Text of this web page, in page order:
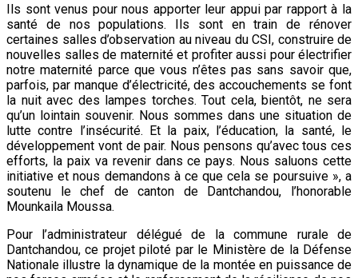
Ils sont venus pour nous apporter leur appui par rapport à la
santé de nos populations. Ils sont en train de rénover
certaines salles d’observation au niveau du CSI, construire de
nouvelles salles de maternité et profiter aussi pour électrifier
notre maternité parce que vous n’êtes pas sans savoir que,
parfois, par manque d’électricité, des accouchements se font
la nuit avec des lampes torches. Tout cela, bientôt, ne sera
qu’un lointain souvenir. Nous sommes dans une situation de
lutte contre l’insécurité. Et la paix, l’éducation, la santé, le
développement vont de pair. Nous pensons qu’avec tous ces
efforts, la paix va revenir dans ce pays. Nous saluons cette
initiative et nous demandons à ce que cela se poursuive », a
soutenu le chef de canton de Dantchandou, l’honorable
Mounkaila Moussa.
Pour l’administrateur délégué de la commune rurale de
Dantchandou, ce projet piloté par le Ministère de la Défense
Nationale illustre la dynamique de la montée en puissance de